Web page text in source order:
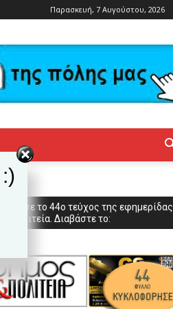
Παρασκευή, 7 Αυγούστου, 2026
το 44ο τεύχος της εφημερίδας
& Πολιτεία. Διαβάστε το: